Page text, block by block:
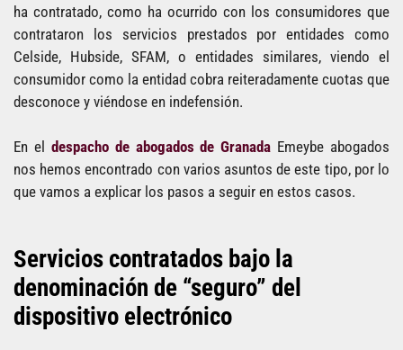
ha contratado, como ha ocurrido con los consumidores que
contrataron los servicios prestados por entidades como
Celside, Hubside, SFAM, o entidades similares, viendo el
consumidor como la entidad cobra reiteradamente cuotas que
desconoce y viéndose en indefensión.
En el despacho de abogados de Granada Emeybe abogados
nos hemos encontrado con varios asuntos de este tipo, por lo
que vamos a explicar los pasos a seguir en estos casos.
Servicios contratados bajo la
denominación de “seguro” del
dispositivo electrónico